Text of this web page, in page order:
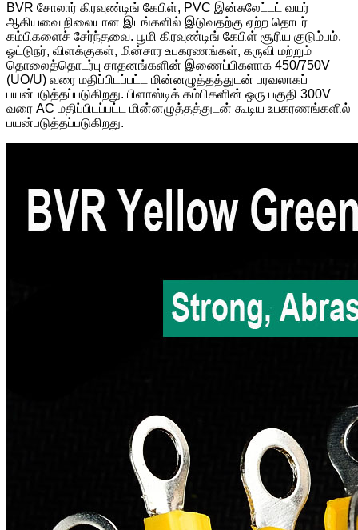
BVR சோலார் கிரவுண்டிங் கேபிள், PVC இன்சுலேட்டட் வயர்
ஆகியவை நிலையான இடங்களில் இடுவதற்கு ஏற்ற தொடர்
கம்பிகளைச் சேர்ந்தவை. பூமி கிரவுண்டிங் கேபிள் சூரிய குடும்பம்,
ஓட்டுநர், விளக்குகள், மின்சார உபகரணங்கள், கருவி மற்றும்
தொலைத்தொடர்பு சாதனங்களின் இணைப்பிகளாக 450/750V
(UO/U) வரை மதிப்பிடப்பட்ட மின்னழுத்தத்துடன் பரவலாகப்
பயன்படுத்தப்படுகிறது. பிளாஸ்டிக் கம்பிகளின் ஒரு பகுதி 300V
வரை AC மதிப்பிடப்பட்ட மின்னழுத்தத்துடன் கூடிய உபகரணங்களில்
பயன்படுத்தப்படுகிறது.